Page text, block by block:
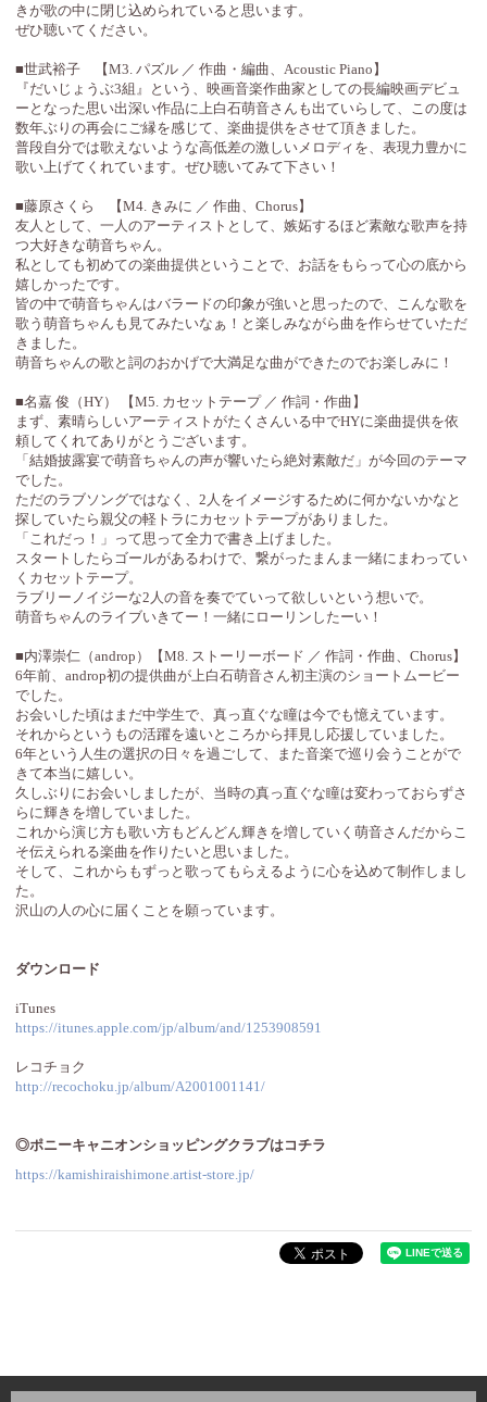
きが歌の中に閉じ込められていると思います。
ぜひ聴いてください。
■世武裕子 【M3. パズル ／ 作曲・編曲、Acoustic Piano】
『だいじょうぶ3組』という、映画音楽作曲家としての長編映画デビュ
ーとなった思い出深い作品に上白石萌音さんも出ていらして、この度は
数年ぶりの再会にご縁を感じて、楽曲提供をさせて頂きました。
普段自分では歌えないような高低差の激しいメロディを、表現力豊かに
歌い上げてくれています。ぜひ聴いてみて下さい！
■藤原さくら 【M4. きみに ／ 作曲、Chorus】
友人として、一人のアーティストとして、嫉妬するほど素敵な歌声を持
つ大好きな萌音ちゃん。
私としても初めての楽曲提供ということで、お話をもらって心の底から
嬉しかったです。
皆の中で萌音ちゃんはバラードの印象が強いと思ったので、こんな歌を
歌う萌音ちゃんも見てみたいなぁ！と楽しみながら曲を作らせていただ
きました。
萌音ちゃんの歌と詞のおかげで大満足な曲ができたのでお楽しみに！
■名嘉 俊（HY） 【M5. カセットテープ ／ 作詞・作曲】
まず、素晴らしいアーティストがたくさんいる中でHYに楽曲提供を依
頼してくれてありがとうございます。
「結婚披露宴で萌音ちゃんの声が響いたら絶対素敵だ」が今回のテーマ
でした。
ただのラブソングではなく、2人をイメージするために何かないかなと
探していたら親父の軽トラにカセットテープがありました。
「これだっ！」って思って全力で書き上げました。
スタートしたらゴールがあるわけで、繋がったまんま一緒にまわってい
くカセットテープ。
ラブリーノイジーな2人の音を奏でていって欲しいという想いで。
萌音ちゃんのライブいきてー！一緒にローリンしたーい！
■内澤崇仁（androp）【M8. ストーリーボード ／ 作詞・作曲、Chorus】
6年前、androp初の提供曲が上白石萌音さん初主演のショートムービー
でした。
お会いした頃はまだ中学生で、真っ直ぐな瞳は今でも憶えています。
それからというもの活躍を遠いところから拝見し応援していました。
6年という人生の選択の日々を過ごして、また音楽で巡り会うことがで
きて本当に嬉しい。
久しぶりにお会いしましたが、当時の真っ直ぐな瞳は変わっておらずさ
らに輝きを増していました。
これから演じ方も歌い方もどんどん輝きを増していく萌音さんだからこ
そ伝えられる楽曲を作りたいと思いました。
そして、これからもずっと歌ってもらえるように心を込めて制作しまし
た。
沢山の人の心に届くことを願っています。
ダウンロード
iTunes
https://itunes.apple.com/jp/album/and/1253908591
レコチョク
http://recochoku.jp/album/A2001001141/
◎ポニーキャニオンショッピングクラブはコチラ
https://kamishiraishimone.artist-store.jp/